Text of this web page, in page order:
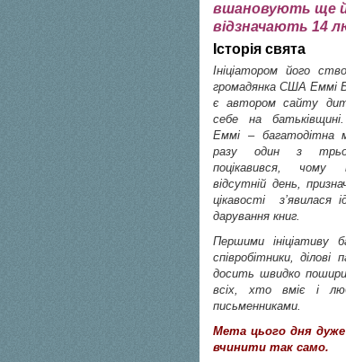
вшановують ще й
відзначають 14
Історія свята
Ініціатором його
громадянка США Еммі
є автором сайту
себе на
Еммі – багатодітна
разу один з
поцікавився, чому
відсутній день,
цікавості
дарування книг.
Першими ініціативу
співробітники,
досить швидко
всіх, хто вміє і
письменниками.
Мета цього дня
вчинити так само.